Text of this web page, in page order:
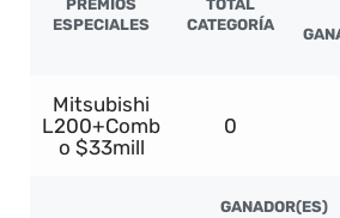
PREMIOS
ESPECIALES
TOTAL
CATEGORÍA
Mitsubishi
L200+Comb
o $33mill
0
GANADOR(ES)